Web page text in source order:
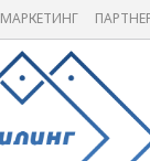
МАРКЕТИНГ